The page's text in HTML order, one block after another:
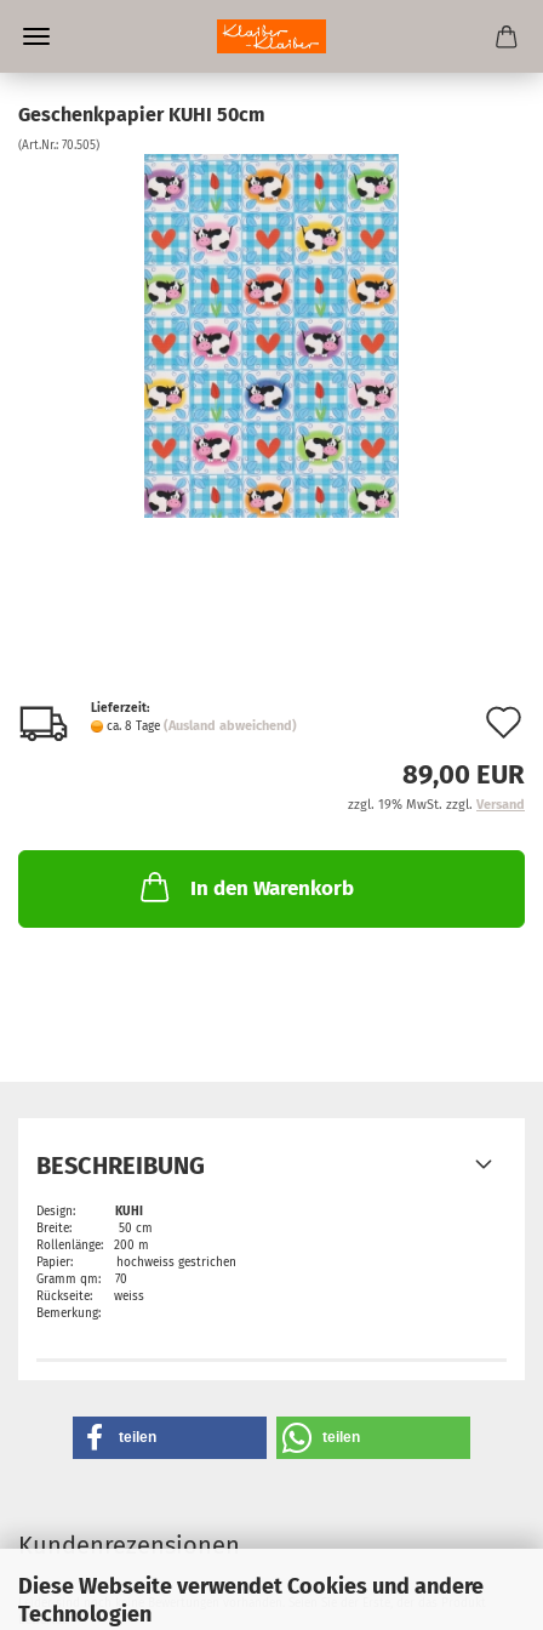
Diese Webseite verwendet Cookies und andere
Technologien
Geschenkpapier KUHI 50cm
(Art.Nr.: 70.505)
Lieferzeit:
ca. 8 Tage (Ausland abweichend)
89,00 EUR
zzgl. 19% MwSt. zzgl. Versand
In den Warenkorb
BESCHREIBUNG
Design:
KUHI
Breite: 50 cm
Rollenlänge: 200 m
Papier: hochweiss gestrichen
Gramm qm: 70
Rückseite: weiss
Bemerkung:
teilen teilen
Kundenrezensionen
Leider sind noch keine Bewertungen vorhanden. Seien Sie der Erste, der das Produkt
bewertet.